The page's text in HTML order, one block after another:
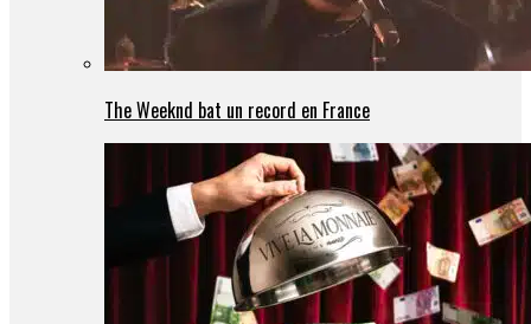
The Weeknd bat un record en France